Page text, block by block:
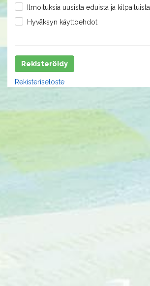
Ilmoituksia uusista eduista ja kilpailuista
Hyväksyn käyttöehdot
Rekisteröidy
Rekisteriseloste